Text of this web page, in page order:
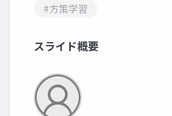
#方策学習
スライド概要